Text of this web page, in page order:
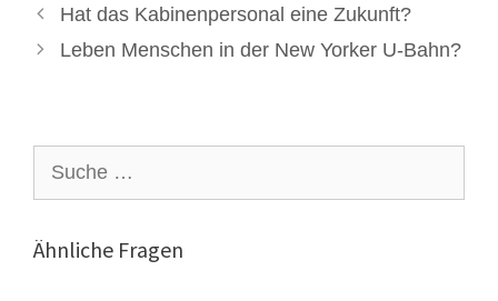
Hat das Kabinenpersonal eine Zukunft?
Leben Menschen in der New Yorker U-Bahn?
nach:
Ähnliche Fragen